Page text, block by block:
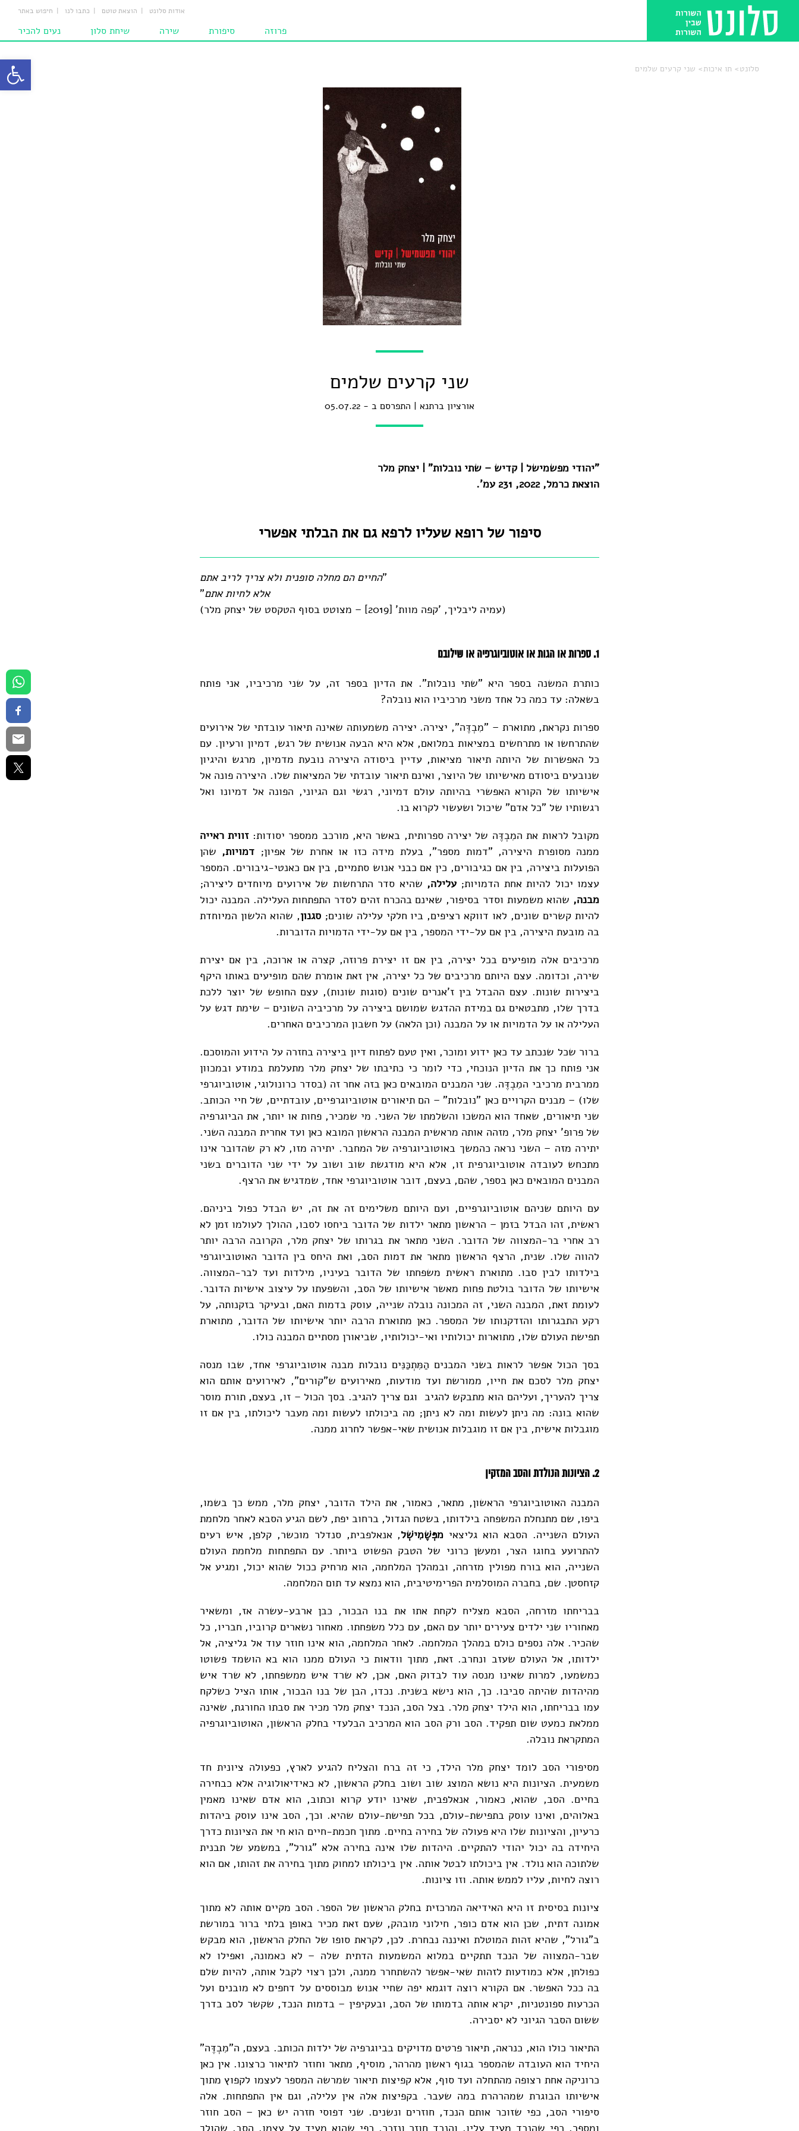
פתח
חיפוש באתר כתבו לנו הוצאת טוטם אודות סלונט
נעים להכיר
שיחת סלון
שירה
סיפורת
פרוזה
סלונט תו איכות שני קרעים שלמים
שני קרעים שלמים
אורציון ברתנא התפרסם ב - 05.07.22
"יהודי מפשמישל | קדיש – שתי נובלות" | יצחק מלר
הוצאת כרמל, 2022, 231 עמ'.
סיפור של רופא שעליו לרפא גם את הבלתי אפשרי
"החיים הם מחלה סופנית ולא צריך לריב אתם
אלא לחיות אתם"
(עמיה ליבליך, 'קפה מוות' [2019] – מצוטט בסוף הטקסט של יצחק מלר)
1. ספרות או הגות או אוטוביוגרפיה או שילובם
כותרת המשנה בספר היא "שתי נובלות". את הדיון בספר זה, על שני מרכיביו, אני פותח
בשאלה: עד כמה כל אחד משני מרכיביו הוא נובלה?
ספרות נקראת, מתוארת – "מִבְדֶּה", יצירה. יצירה משמעותה שאינה תיאור עובדתי של אירועים
שהתרחשו או מתרחשים במציאות במלואם, אלא היא הבעה אנושית של רגש, דמיון ורעיון. עם
כל האפשרות של היותה תיאור מציאות, עדיין ביסודה היצירה נובעת מדמיון, מרגש והיגיון
שנובעים ביסודם מאישיותו של היוצר, ואינם תיאור עובדתי של המציאות שלו. היצירה פונה אל
אישיותו של הקורא האפשרי בהיותה עולם דמיוני, רגשי וגם הגיוני, הפונה אל דמיונו ואל
רגשותיו של "כל אדם" שיכול ושעשוי לקרוא בו.
מקובל לראות את המִבְדֶּה של יצירה ספרותית, באשר היא, מורכב ממספר יסודות:זווית ראייה
ממנה מסופרת היצירה, "דמות מספר", בעלת מידה כזו או אחרת של אפיון; דמויות, שהן
הפועלות ביצירה, בין אם כגיבורים, כין אם כבני אנוש סתמיים, בין אם כאנטי-גיבורים. המספר
עצמו יכול להיות אחת הדמויות;עלילה, שהיא סדר התרחשות של אירועים מיוחדים ליצירה;
מבנה, שהוא משמעות וסדר בסיפור, שאינם בהכרח זהים לסדר התפתחות העלילה. המבנה יכול
להיות קשרים שונים, לאו דווקא רציפים, ביו חלקי עלילה שונים;סגנון, שהוא הלשון המיוחדת
בה מובעת היצירה, בין אם על-ידי המספר, בין אם על-ידי הדמויות הדוברות.
מרכיבים אלה מופיעים בכל יצירה, בין אם זו יצירת פרוזה, קצרה או ארוכה, בין אם יצירת
שירה, וכדומה. עצם היותם מרכיבים של כל יצירה, אין זאת אומרת שהם מופיעים באותו היקף
ביצירות שונות. עצם ההבדל בין ז'אנרים שונים (סוגות שונות), עצם החופש של יוצר ללכת
בדרך שלו, מתבטאים גם במידת ההדגש שמושם ביצירה על מרכיביה השונים – שימת דגש על
העלילה או על הדמויות או על המבנה (וכן הלאה) על חשבון המרכיבים האחרים.
ברור שכל שנכתב עד כאן ידוע ומוכר, ואין טעם לפתוח דיון ביצירה בחזרה על הידוע והמוסכם.
אני פותח כך את הדיון הנוכחי, כדי לומר כי כתיבתו של יצחק מלר מתעלמת במודע ובמכוון
ממרבית מרכיבי המִבְדֶּה. שני המבנים המובאים כאן בזה אחר זה (בסדר כרונולוגי, אוטוביוגרפי
שלו) – מבנים הקרויים כאן "נובלות" – הם תיאורים אוטוביוגרפיים, עובדתיים, של חיי הכותב.
שני תיאורים, שאחד הוא המשכו והשלמתו של השני. מי שמכיר, פחות או יותר, את הביוגרפיה
של פרופ' יצחק מלר, מזהה אותה מראשית המבנה הראשון המובא כאן ועד אחרית המבנה השני.
יתירה מזה – השני נראה כהמשך באוטוביוגרפיה של המחבר. יתירה מזו, לא רק שהדובר אינו
מתכחש לעובדה אוטוביוגרפית זו, אלא היא מודגשת שוב ושוב על ידי שני הדוברים בשני
המבנים המובאים כאן בספר, שהם, בעצם, דובר אוטוביוגרפי אחד, שמדגיש את הרצף.
עם היותם שניהם אוטוביוגרפיים, ועם היותם משלימים זה את זה, יש הבדל כפול ביניהם.
ראשית, זהו הבדל בזמן – הראשון מתאר ילדות של הדובר ביחסו לסבו, ההולך לעולמו זמן לא
רב אחרי בר-המצווה של הדובר. השני מתאר את בגרותו של יצחק מלר, הקרובה הרבה יותר
להווה שלו. שנית, הרצף הראשון מתאר את דמות הסב, ואת היחס בין הדובר האוטוביוגרפי
בילדותו לבין סבו. מתוארת ראשית משפחתו של הדובר בעיניו, מילדות ועד לבר-המצווה.
אישיותו של הדובר בולטת פחות מאשר אישיותו של הסב, והשפעתו על עיצוב אישיות הדובר.
לעומת זאת, המבנה השני, זה המכונה נובלה שנייה, עוסק בדמות האם, ובעיקר בזקנותה, על
רקע התבגרותו והזדקנותו של המספר. כאן מתוארת הרבה יותר אישיותו של הדובר, מתוארת
תפישת העולם שלו, מתוארות יכולותיו ואי-יכולותיו, שביאורן מסתיים המבנה כולו.
בסך הכול אפשר לראות בשני המבנים הַמִּתְכַּנִּים נובלות מבנה אוטוביוגרפי אחד, שבו מנסה
יצחק מלר לסכם את חייו, ממורשת ועד מודעות, מאירועים ש"קורים", לאירועים אותם הוא
צריך להעריך, ועליהם הוא מתבקש להגיב וגם צריך להגיב. בסך הכול – זו, בעצם, תורת מוסר
שהוא בונה: מה ניתן לעשות ומה לא ניתן; מה ביכולתו לעשות ומה מעבר ליכולתו, בין אם זו
מוגבלות אישית, בין אם זו מוגבלות אנושית שאי-אפשר לחרוג ממנה.
2. הציונות הנולדת והסב המזקין
המבנה האוטוביוגרפי הראשון, מתאר, כאמור, את הילד הדובר, יצחק מלר, ממש כך בשמו,
ביפו, שם מתנחלת המשפחה בילדותו, בשטח הגדול, ברחוב יפת, לשם הגיע הסבא לאחר מלחמת
העולם השנייה. הסבא הוא גליצאי מפְּשֶׁמִישְׁל, אנאלפבית, סנדלר מוכשר, קלפן, איש רעים
להתרועע בחוגו הצר, ומעשן כרוני של הטבק הפשוט ביותר. עם התפתחות מלחמת העולם
השנייה, הוא בורח מפולין מזרחה, ובמהלך המלחמה, הוא מרחיק ככול שהוא יכול, ומגיע אל
קזחסטן. שם, בחברה המוסלמית הפרימיטיבית, הוא נמצא עד תום המלחמה.
בבריחתו מזרחה, הסבא מצליח לקחת אתו את בנו הבכור, כבן ארבע-עשרה אז, ומשאיר
מאחוריו שני ילדים צעירים יותר עם האם, עם כלל משפחתו. מאחור נשארים קרוביו, חבריו, כל
שהכיר. אלה נספים כולם במהלך המלחמה. לאחר המלחמה, הוא אינו חוזר עוד אל גליציה, אל
ילדותו, אל העולם שעזב ונחרב. זאת, מתוך וודאות כי העולם ממנו הוא בא הושמד פשוטו
כמשמעו, למרות שאינו מנסה עוד לבדוק האם, אכן, לא שרד איש ממשפחתו, לא שרד איש
מהיהדות שהיתה סביבו. כך, הוא נישא בשנית. נכדו, הבן של בנו הבכור, אותו הציל כשלקח
עמו בבריחתו, הוא הילד יצחק מלר. בצל הסב, הנכד יצחק מלר מכיר את סבתו החורגת, שאינה
ממלאת כמעט שום תפקיד. הסב ורק הסב הוא המרכיב הבלעדי בחלק הראשון, האוטוביוגרפיה
המתקראת נובלה.
מסיפורי הסב לומד יצחק מלר הילד, כי זה ברח והצליח להגיע לארץ, כפעולה ציונית חד
משמעית. הציונות היא נושא המוצג שוב ושוב בחלק הראשון, לא כאידיאולוגיה אלא כבחירה
בחיים. הסב, שהוא, כאמור, אנאלפבית, שאינו יודע קרוא וכתוב, הוא אדם שאינו מאמין
באלוהים, ואינו עוסק בתפישת-עולם, בכל תפישת-עולם שהיא. וכך, הסב אינו עוסק ביהדות
כרעיון, והציונות שלו היא פעולה של בחירה בחיים. מתוך חכמת-חיים הוא חי את הציונות כדרך
היחידה בה יכול יהודי להתקיים. היהדות שלו אינה בחירה אלא "גורל", במשמע של תבנית
שלתוכה הוא נולד. אין ביכולתו לבטל אותה. אין ביכולתו למחוק מתוך בחירה את זהותו, אם הוא
רוצה לחיות, עליו לממש אותה. וזו ציונות.
ציונות בסיסית זו היא האידיאה המרכזית בחלק הראשון של הספר. הסב מקיים אותה לא מתוך
אמונה דתית, שכן הוא אדם כופר, חילוני מובהק, שעם זאת מכיר באופן בלתי ברור במורשת
ב"גורל", שהיא זהות המוטלת ואיננה נבחרת. לכן, לקראת סופו של החלק הראשון, הוא מבקש
שבר-המצווה של הנכד תתקיים במלוא המשמעות הדתית שלה – לא כאמונה, ואפילו לא
כפולחן, אלא כמודעות לזהות שאי-אפשר להשתחרר ממנה, ולכן רצוי לקבל אותה, להיות שלם
בה ככל האפשר. אם הקורא רוצה דוגמא יפה שחיי אנוש מבוססים על דחפים לא מובנים ועל
הכרעות ספונטניות, יקרא אותה בדמותו של הסב, ובעקיפין – בדמות הנכד, שקשר לסב בדרך
ששום הסבר הגיוני לא יסבירה.
התיאור כולו הוא, כנראה, תיאור פרטים מדויקים בביוגרפיה של ילדות הכותב. בעצם, ה"מִבְדֶּה"
היחיד הוא העובדה שהמספר בגוף ראשון מהרהר, מוסיף, מתאר וחוזר לתיאור כרצונו. אין כאן
כרוניקה אחת רצופה מהתחלה ועד סוף, אלא קפיצות תיאור שמרשה המספר לעצמו לקפוץ מתוך
אישיותו הבוגרת שמהרהרת במה שעבר. בקפיצות אלה אין עלילה, וגם אין התפתחות. אלה
סיפורי הסב, כפי שזוכר אותם הנכד, חוזרים ונשנים. שני דפוסי חזרה יש כאן – הסב חוזר
ומספר, כפי שהנכד מעיד עליו, והנכד חוזר ונזכר, כפי שהוא מעיד על עצמו. הסב, שהולך